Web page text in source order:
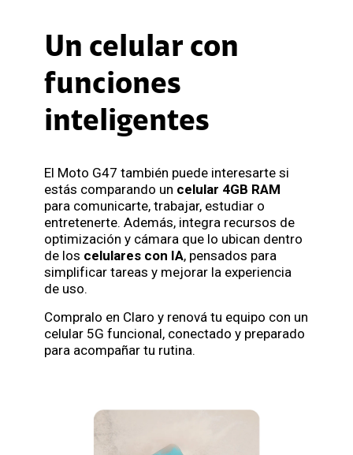
Un celular con
funciones
inteligentes
El Moto G47 también puede interesarte si
estás comparando un celular 4GB RAM
para comunicarte, trabajar, estudiar o
entretenerte. Además, integra recursos de
optimización y cámara que lo ubican dentro
de los celulares con IA, pensados para
simplificar tareas y mejorar la experiencia
de uso.
Compralo en Claro y renová tu equipo con un
celular 5G funcional, conectado y preparado
para acompañar tu rutina.